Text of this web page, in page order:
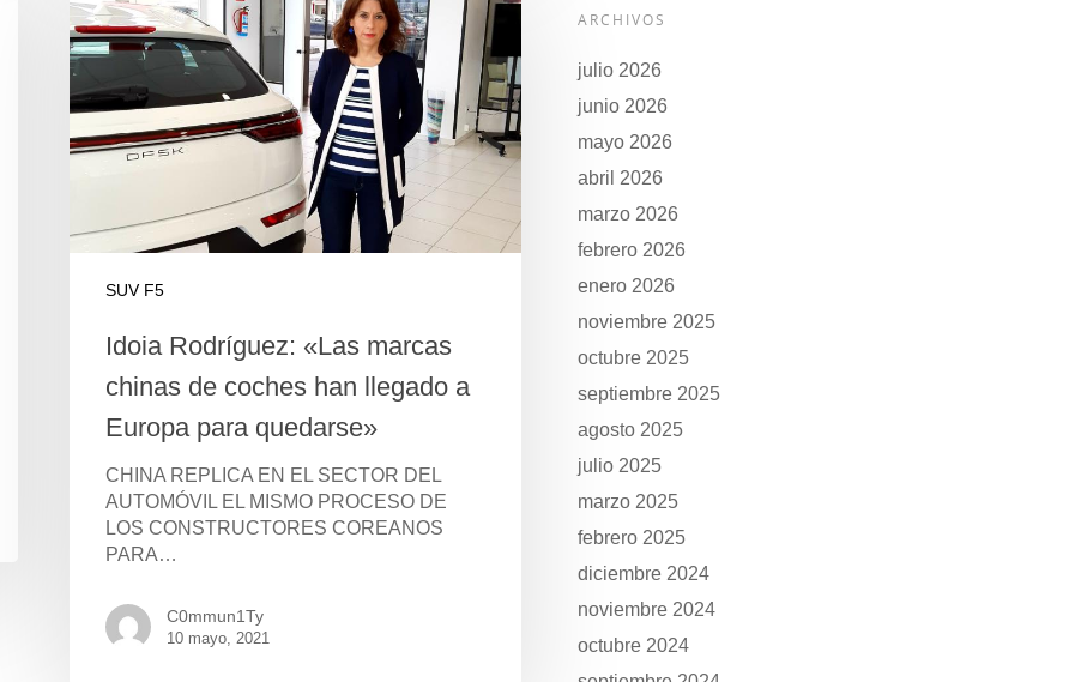
SUV F5
Idoia Rodríguez: «Las marcas
chinas de coches han llegado a
Europa para quedarse»
CHINA REPLICA EN EL SECTOR DEL
AUTOMÓVIL EL MISMO PROCESO DE
LOS CONSTRUCTORES COREANOS
PARA…
C0mmun1Ty
10 mayo, 2021
ARCHIVOS
julio 2026
junio 2026
mayo 2026
abril 2026
marzo 2026
febrero 2026
enero 2026
noviembre 2025
octubre 2025
septiembre 2025
agosto 2025
julio 2025
marzo 2025
febrero 2025
diciembre 2024
noviembre 2024
octubre 2024